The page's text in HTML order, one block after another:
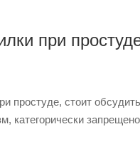
при
простуде, стоит
категорически